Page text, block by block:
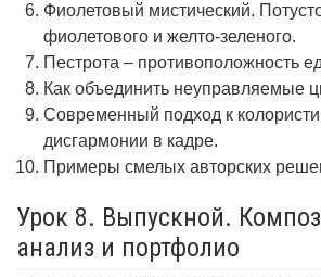
Фиолетовый мистический.
фиолетового и желто-зеленого.
Пестрота – противоположность
Как объединить неуправляемые
Современный подход к
дисгармонии в кадре.
Примеры смелых авторских
Урок 8. Выпускной.
анализ и портфолио